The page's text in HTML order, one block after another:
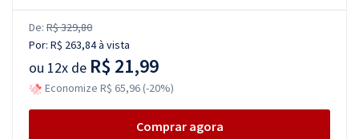
De: R$ 329,80
Por: R$ 263,84à vista
ou 12x de R$ 21,99
Economize R$ 65,96 (-20%)
Comprar agora